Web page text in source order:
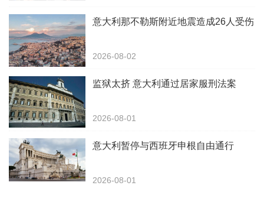
意大利那不勒斯附近地震造成26人受伤
2026-08-02
监狱太挤 意大利通过居家服刑法案
2026-08-01
意大利暂停与西班牙申根自由通行
2026-08-01